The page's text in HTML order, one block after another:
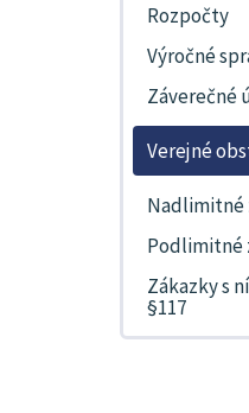
Rozpočty
Výročné
Záverečné
Verejné
Nadlimitné
Podlimitné
Zákazky s
§117